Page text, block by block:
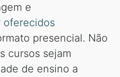
e
oferecidos
presencial. Não
cursos sejam
de ensino a